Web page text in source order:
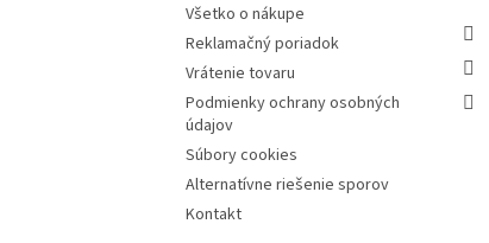
Všetko o nákupe
Reklamačný poriadok
Vrátenie tovaru
Podmienky ochrany osobných
údajov
Súbory cookies
Alternatívne riešenie sporov
Kontakt